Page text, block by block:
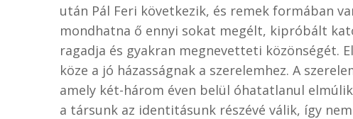
után Pál Feri következik, és remek formában
mondhatna ő ennyi sokat megélt, kipróbált
ragadja és gyakran megnevetteti közönségét.
köze a jó házasságnak a szerelemhez. A
amely két-három éven belül óhatatlanul
a társunk az identitásunk részévé válik, így